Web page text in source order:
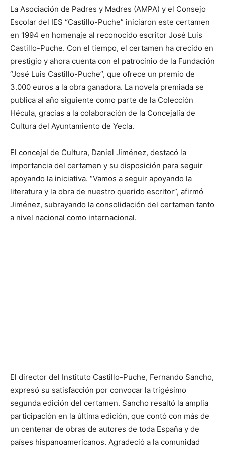
La Asociación de Padres y Madres (AMPA) y el Consejo
Escolar del IES “Castillo-Puche” iniciaron este certamen
en 1994 en homenaje al reconocido escritor José Luis
Castillo-Puche. Con el tiempo, el certamen ha crecido en
prestigio y ahora cuenta con el patrocinio de la Fundación
“José Luis Castillo-Puche”, que ofrece un premio de
3.000 euros a la obra ganadora. La novela premiada se
publica al año siguiente como parte de la Colección
Hécula, gracias a la colaboración de la Concejalía de
Cultura del Ayuntamiento de Yecla.
El concejal de Cultura, Daniel Jiménez, destacó la
importancia del certamen y su disposición para seguir
apoyando la iniciativa. “Vamos a seguir apoyando la
literatura y la obra de nuestro querido escritor”, afirmó
Jiménez, subrayando la consolidación del certamen tanto
a nivel nacional como internacional.
El director del Instituto Castillo-Puche, Fernando Sancho,
expresó su satisfacción por convocar la trigésimo
segunda edición del certamen. Sancho resaltó la amplia
participación en la última edición, que contó con más de
un centenar de obras de autores de toda España y de
países hispanoamericanos. Agradeció a la comunidad